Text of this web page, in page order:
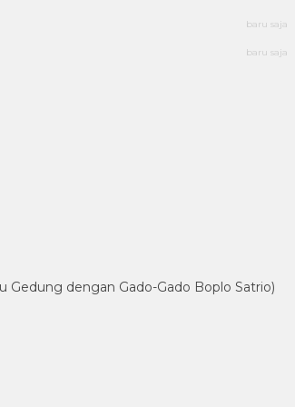
baru saja
baru saja
Gedung dengan Gado-Gado Boplo Satrio)